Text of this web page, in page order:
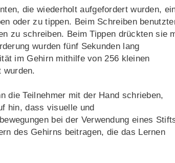
die wiederholt aufgefordert wurden,
oder zu tippen. Beim Schreiben
zu schreiben. Beim Tippen drückten sie
wurden fünf Sekunden lang
im Gehirn mithilfe von 256 kleinen
wurden.
die Teilnehmer mit der Hand schrieben,
hin, dass visuelle und
bei der Verwendung eines
des Gehirns beitragen, die das Lernen